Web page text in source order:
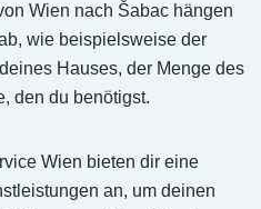
Wien nach Šabac hängen
wie beispielsweise der
Hauses, der Menge des
den du benötigst.
Wien bieten dir eine
an, um deinen